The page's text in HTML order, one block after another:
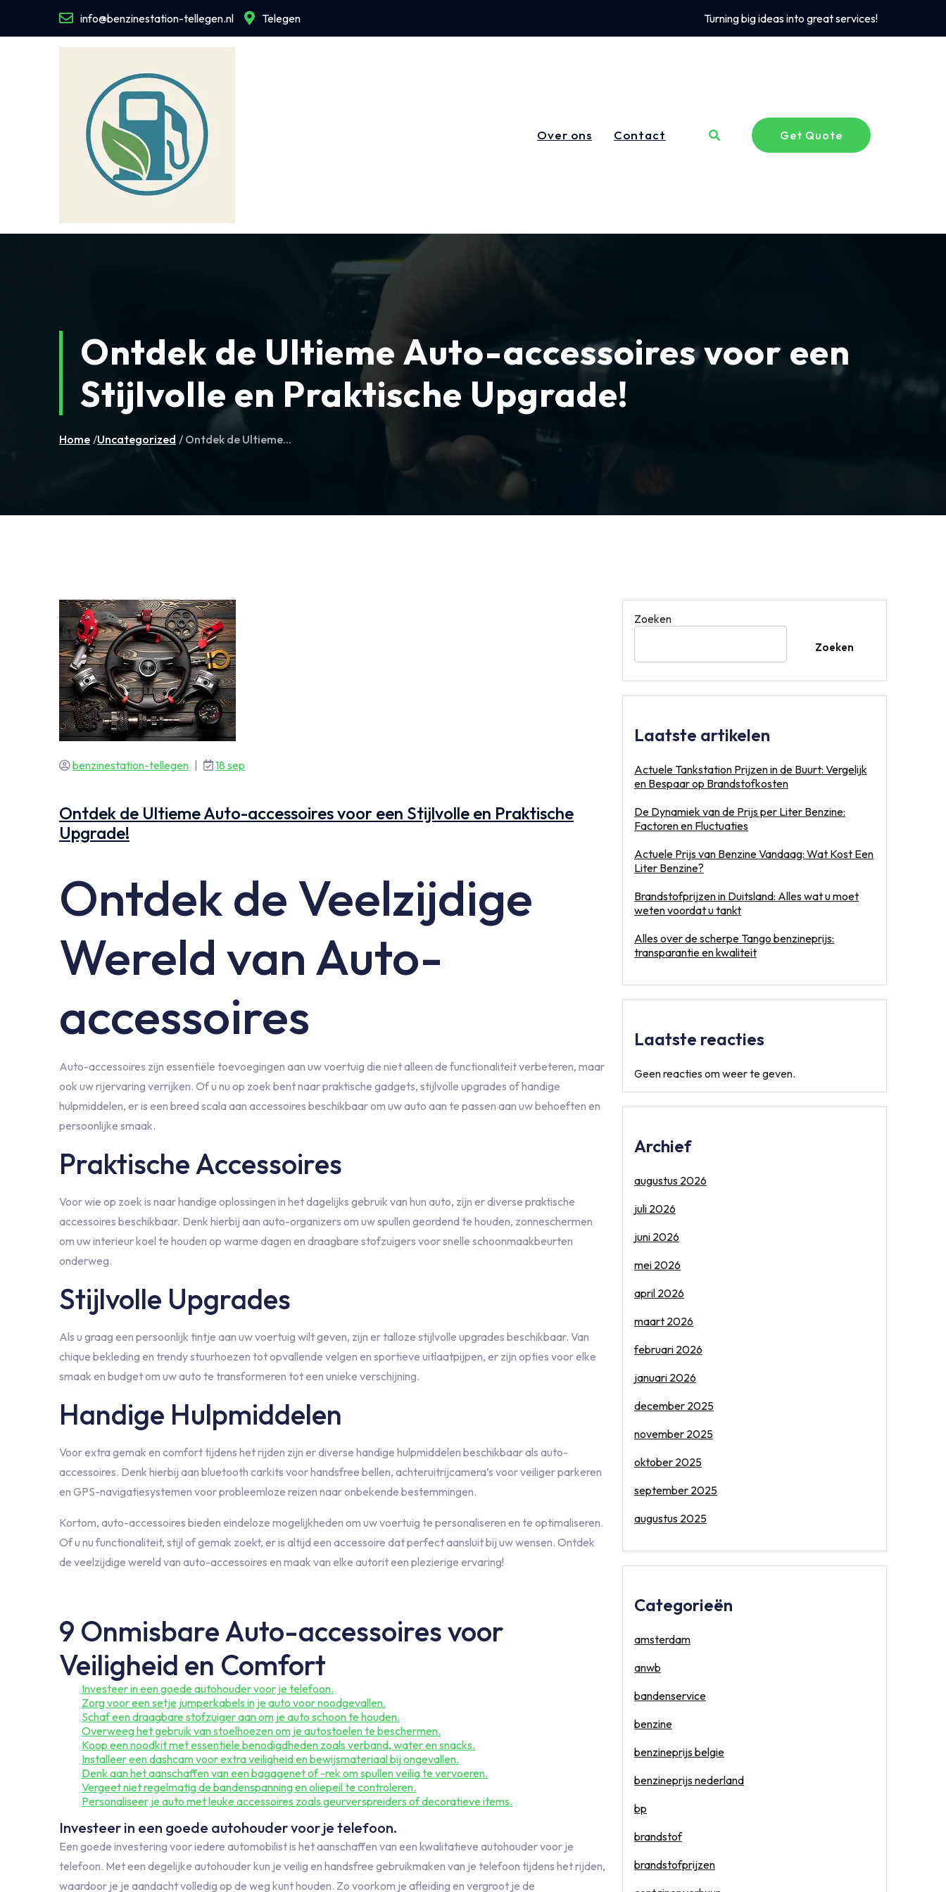
inhoud
info@benzinestation-tellegen.nl Telegen Turning big ideas into great services!
Over ons Contact Get Quote
Ontdek de Ultieme Auto-accessoires voor een
Stijlvolle en Praktische Upgrade!
Home /Uncategorized / Ontdek de Ultieme...
benzinestation-tellegen 18 sep
Ontdek de Ultieme Auto-accessoires voor een Stijlvolle en Praktische
Upgrade!
Ontdek de Veelzijdige
Wereld van Auto-
accessoires
Auto-accessoires zijn essentiële toevoegingen aan uw voertuig die niet alleen de functionaliteit verbeteren, maar
ook uw rijervaring verrijken. Of u nu op zoek bent naar praktische gadgets, stijlvolle upgrades of handige
hulpmiddelen, er is een breed scala aan accessoires beschikbaar om uw auto aan te passen aan uw behoeften en
persoonlijke smaak.
Praktische Accessoires
Voor wie op zoek is naar handige oplossingen in het dagelijks gebruik van hun auto, zijn er diverse praktische
accessoires beschikbaar. Denk hierbij aan auto-organizers om uw spullen geordend te houden, zonneschermen
om uw interieur koel te houden op warme dagen en draagbare stofzuigers voor snelle schoonmaakbeurten
onderweg.
Stijlvolle Upgrades
Als u graag een persoonlijk tintje aan uw voertuig wilt geven, zijn er talloze stijlvolle upgrades beschikbaar. Van
chique bekleding en trendy stuurhoezen tot opvallende velgen en sportieve uitlaatpijpen, er zijn opties voor elke
smaak en budget om uw auto te transformeren tot een unieke verschijning.
Handige Hulpmiddelen
Voor extra gemak en comfort tijdens het rijden zijn er diverse handige hulpmiddelen beschikbaar als auto-
accessoires. Denk hierbij aan bluetooth carkits voor handsfree bellen, achteruitrijcamera’s voor veiliger parkeren
en GPS-navigatiesystemen voor probleemloze reizen naar onbekende bestemmingen.
Kortom, auto-accessoires bieden eindeloze mogelijkheden om uw voertuig te personaliseren en te optimaliseren.
Of u nu functionaliteit, stijl of gemak zoekt, er is altijd een accessoire dat perfect aansluit bij uw wensen. Ontdek
de veelzijdige wereld van auto-accessoires en maak van elke autorit een plezierige ervaring!
9 Onmisbare Auto-accessoires voor
Veiligheid en Comfort
Investeer in een goede autohouder voor je telefoon.
Zorg voor een setje jumperkabels in je auto voor noodgevallen.
Schaf een draagbare stofzuiger aan om je auto schoon te houden.
Overweeg het gebruik van stoelhoezen om je autostoelen te beschermen.
Koop een noodkit met essentiële benodigdheden zoals verband, water en snacks.
Installeer een dashcam voor extra veiligheid en bewijsmateriaal bij ongevallen.
Denk aan het aanschaffen van een bagagenet of -rek om spullen veilig te vervoeren.
Vergeet niet regelmatig de bandenspanning en oliepeil te controleren.
Personaliseer je auto met leuke accessoires zoals geurverspreiders of decoratieve items.
Investeer in een goede autohouder voor je telefoon.
Een goede investering voor iedere automobilist is het aanschaffen van een kwalitatieve autohouder voor je
telefoon. Met een degelijke autohouder kun je veilig en handsfree gebruikmaken van je telefoon tijdens het rijden,
waardoor je je aandacht volledig op de weg kunt houden. Zo voorkom je afleiding en vergroot je de
Zoeken
Zoeken
Laatste artikelen
Actuele Tankstation Prijzen in de Buurt: Vergelijk
en Bespaar op Brandstofkosten
De Dynamiek van de Prijs per Liter Benzine:
Factoren en Fluctuaties
Actuele Prijs van Benzine Vandaag: Wat Kost Een
Liter Benzine?
Brandstofprijzen in Duitsland: Alles wat u moet
weten voordat u tankt
Alles over de scherpe Tango benzineprijs:
transparantie en kwaliteit
Laatste reacties
Geen reacties om weer te geven.
Archief
augustus 2026
juli 2026
juni 2026
mei 2026
april 2026
maart 2026
februari 2026
januari 2026
december 2025
november 2025
oktober 2025
september 2025
augustus 2025
Categorieën
amsterdam
anwb
bandenservice
benzine
benzineprijs belgie
benzineprijs nederland
bp
brandstof
brandstofprijzen